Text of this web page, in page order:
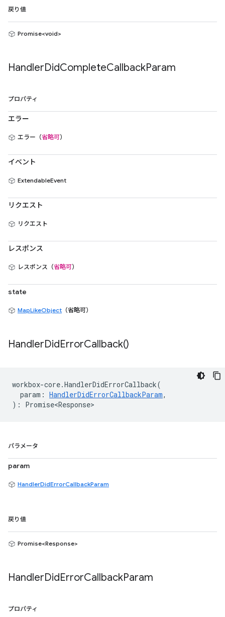
戻り値
Promise<void>
HandlerDidCompleteCallbackParam
プロパティ
エラー
エラー（省略可）
イベント
ExtendableEvent
リクエスト
リクエスト
レスポンス
レスポンス（省略可）
state
MapLikeObject （省略可）
HandlerDidErrorCallback()
workbox-core.HandlerDidErrorCallback(
param : HandlerDidErrorCallbackParam,
) : Promise<Response>
パラメータ
param
HandlerDidErrorCallbackParam
戻り値
Promise<Response>
HandlerDidErrorCallbackParam
プロパティ